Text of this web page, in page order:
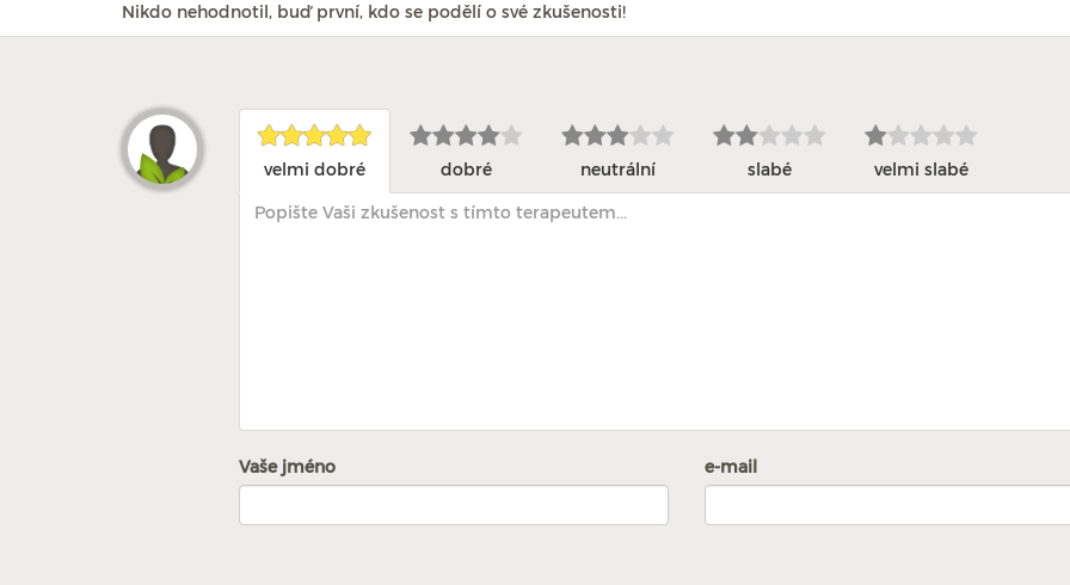
Nikdo nehodnotil, buď první, kdo se podělí o své zkušenosti!
velmi dobré dobré neutrální slabé velmi slabé
Vaše jméno e-mail